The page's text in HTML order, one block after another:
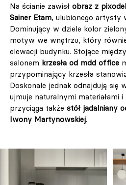
Na ścianie zawisł obraz z
Sainer Etam, ulubionego artysty
Dominujący w dziele kolor
motyw we wnętrzu, który
elewacji budynku. Stojące
salonem krzesła od mdd office
przypominający krzesła
Doskonale jednak odnajdują się
ujmuje naturalnymi materiałami
przyciąga także stół jadalniany
Iwony Martynowskiej.